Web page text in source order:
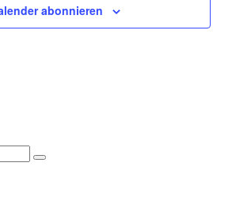
abonnieren